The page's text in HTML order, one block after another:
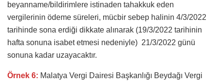
beyanname/bildirimlere istinaden tahakkuk eden
vergilerinin ödeme süreleri, mücbir sebep halinin 4/3/2022
tarihinde sona erdiği dikkate alınarak (19/3/2022 tarihinin
hafta sonuna isabet etmesi nedeniyle) 21/3/2022 günü
sonuna kadar uzayacaktır.
Örnek 6: Malatya Vergi Dairesi Başkanlığı Beydağı Vergi